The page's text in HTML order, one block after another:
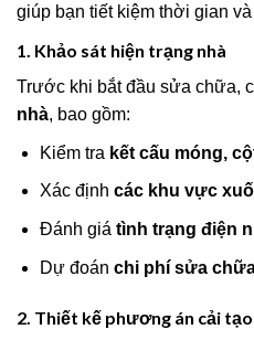
giúp bạn tiết kiệm thời gian
1. Khảo sát hiện trạng nhà
Trước khi bắt đầu sửa chữa,
nhà, bao gồm:
Kiểm tra kết cấu móng,
Xác định các khu vực
Đánh giá tình trạng điện
Dự đoán chi phí sửa
2. Thiết kế phương án cải tạo